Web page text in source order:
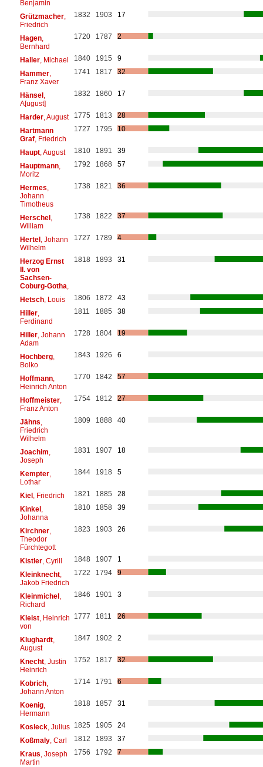
Benjamin
Grützmacher,
Friedrich
1832 1903 17
Hagen,
Bernhard
1720 1787 2
Haller, Michael 1840 1915
9
Hammer,
Franz Xaver
1741 1817 32
Hänsel,
A[ugust]
1832 1860 17
Harder, August 1775 1813
28
Hartmann
Graf, Friedrich
1727 1795 10
Haupt, August 1810 1891
39
Hauptmann,
Moritz
1792 1868 57
Hermes
Johann
Timotheus
1738 1821 36
Herschel,
William
1738 1822 37
Hertel, Johann
Wilhelm
1727 1789 4
Herzog Ernst
II. von
Sachsen-
Coburg-Gotha
1818 1893 31
Hetsch, Louis 1806 1872
43
Hiller,
Ferdinand
1811 1885 38
Hiller, Johann
Adam
1728 1804 19
Hochberg,
Bolko
1843 1926 6
Hoffmann,
Heinrich Anton
1770 1842 57
Hoffmeister,
Franz Anton
1754 1812 27
Jähns
Friedrich
Wilhelm
1809 1888 40
Joachim
Joseph
1831 1907 18
Kempter,
Lothar
1844 1918 5
Kiel, Friedrich 1821 1885
28
Kinkel,
Johanna
1810 1858 39
Kirchner,
Theodor
Fürchtegott
1823 1903 26
Kistler, Cyrill 1848 1907
1
Kleinknecht,
Jakob Friedrich
1722 1794 9
Kleinmichel,
Richard
1846 1901 3
Kleist, Heinrich
von
1777 1811 26
Klughardt,
August
1847 1902 2
Knecht, Justin
Heinrich
1752 1817 32
Kobrich,
Johann Anton
1714 1791 6
Koenig,
Hermann
1818 1857 31
Kosleck, Julius 1825 1905
24
Koßmaly, Carl 1812 1893
37
Kraus , Joseph
Martin
1756 1792 7